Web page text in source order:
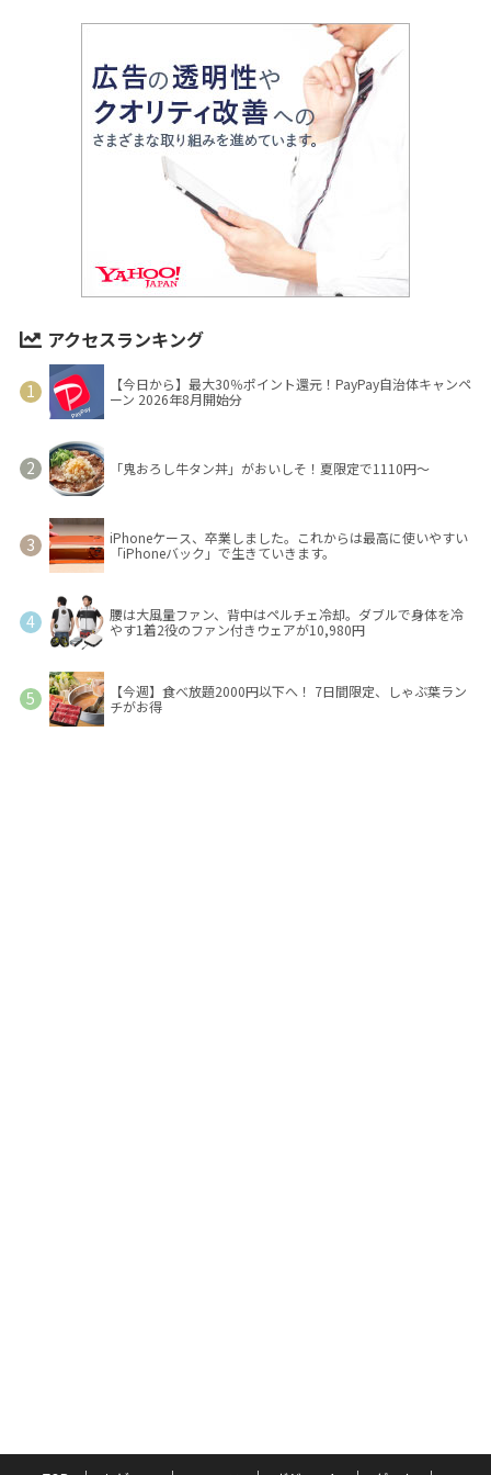
アクセスランキング
【今日から】最大30％ポイント還元！PayPay自治体キャンペ
ーン 2026年8月開始分
「鬼おろし牛タン丼」がおいしそ！夏限定で1110円～
iPhoneケース、卒業しました。これからは最高に使いやすい
「iPhoneバック」で生きていきます。
腰は大風量ファン、背中はペルチェ冷却。ダブルで身体を冷
やす1着2役のファン付きウェアが10,980円
【今週】食べ放題2000円以下へ！ 7日間限定、しゃぶ葉ラン
チがお得